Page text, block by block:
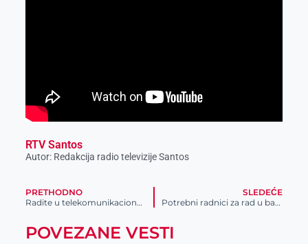
RTV Santos
Autor: Redakcija radio televizije Santos
PRETHODNO
Radite u telekomunikacionoj kompaniji u Zrenjaninu
SLEDEĆE
Potrebni radnici za rad u bašti Pozorišnog kluba
POVEZANE VESTI